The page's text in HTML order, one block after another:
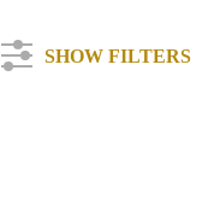
SHOW FILTERS